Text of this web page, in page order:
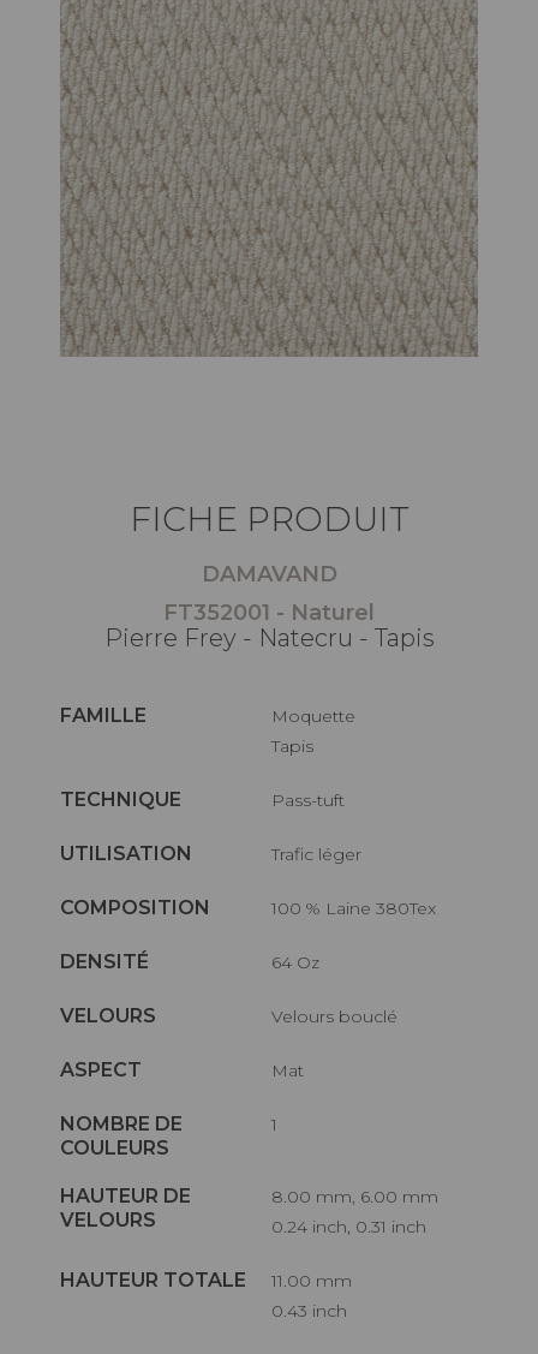
FICHE PRODUIT
DAMAVAND
FT352001 - Naturel
Pierre Frey - Natecru - Tapis
FAMILLE
Moquette
Tapis
TECHNIQUE Pass-tuft
UTILISATION Trafic léger
COMPOSITION 100 % Laine 380Tex
DENSITÉ 64 Oz
VELOURS Velours bouclé
ASPECT Mat
NOMBRE DE
COULEURS
1
HAUTEUR DE
VELOURS
8.00 mm, 6.00 mm
0.24 inch, 0.31 inch
HAUTEUR TOTALE
11.00 mm
0.43 inch